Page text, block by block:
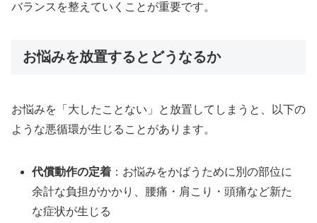
バランスを整えていくことが重要です。
お悩みを放置するとどうなるか
お悩みを「大したことない」と放置してしまうと、以下の
ような悪循環が生じることがあります。
代償動作の定着 ：お悩みをかばうために別の部位に
余計な負担がかかり、腰痛・肩こり・頭痛など新た
な症状が生じる